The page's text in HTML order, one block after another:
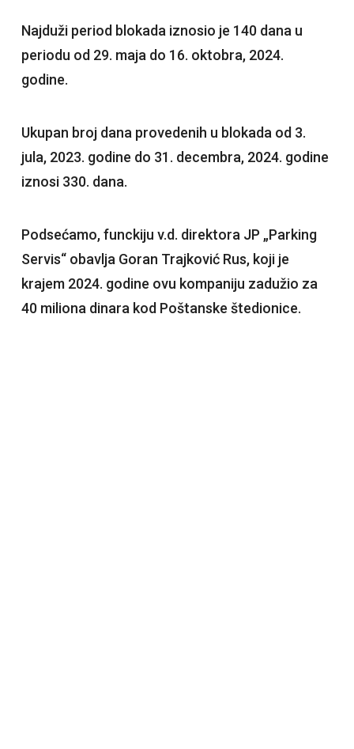
Najduži period blokada iznosio je 140 dana u
periodu od 29. maja do 16. oktobra, 2024.
godine.
Ukupan broj dana provedenih u blokada od 3.
jula, 2023. godine do 31. decembra, 2024. godine
iznosi 330. dana.
Podsećamo, funckiju v.d. direktora JP „Parking
Servis“ obavlja Goran Trajković Rus, koji je
krajem 2024. godine ovu kompaniju zadužio za
40 miliona dinara kod Poštanske štedionice.